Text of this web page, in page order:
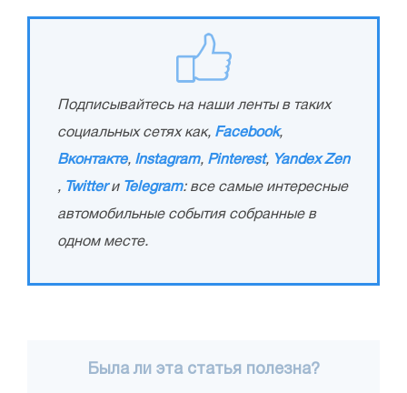
Подписывайтесь на наши ленты в таких
социальных сетях как, Facebook,
Вконтакте, Instagram, Pinterest, Yandex Zen
, Twitterи Telegram: все самые интересные
автомобильные события собранные в
одном месте.
Была ли эта статья полезна?